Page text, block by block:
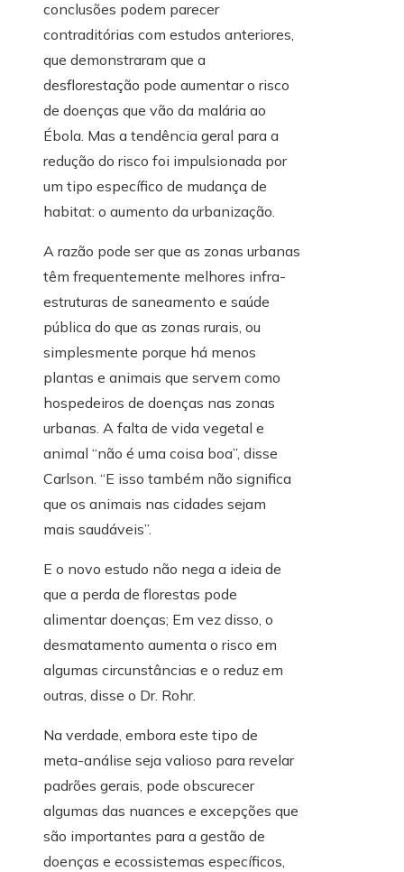
conclusões podem parecer
contraditórias com estudos anteriores,
que demonstraram que a
desflorestação pode aumentar o risco
de doenças que vão da malária ao
Ébola. Mas a tendência geral para a
redução do risco foi impulsionada por
um tipo específico de mudança de
habitat: o aumento da urbanização.
A razão pode ser que as zonas urbanas
têm frequentemente melhores infra-
estruturas de saneamento e saúde
pública do que as zonas rurais, ou
simplesmente porque há menos
plantas e animais que servem como
hospedeiros de doenças nas zonas
urbanas. A falta de vida vegetal e
animal “não é uma coisa boa”, disse
Carlson. “E isso também não significa
que os animais nas cidades sejam
mais saudáveis”.
E o novo estudo não nega a ideia de
que a perda de florestas pode
alimentar doenças; Em vez disso, o
desmatamento aumenta o risco em
algumas circunstâncias e o reduz em
outras, disse o Dr. Rohr.
Na verdade, embora este tipo de
meta-análise seja valioso para revelar
padrões gerais, pode obscurecer
algumas das nuances e excepções que
são importantes para a gestão de
doenças e ecossistemas específicos,